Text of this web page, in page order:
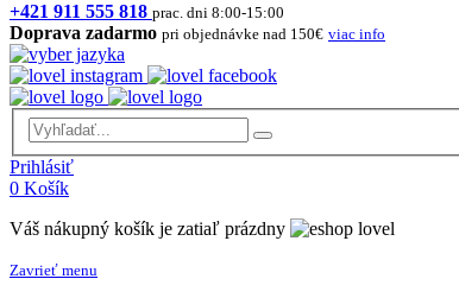
+421 911 555 818 prac. dni 8:00-15:00
Doprava zadarmo pri objednávke nad 150€ viac info
Prihlásiť
0 Košík
Váš nákupný košík je zatiaľ prázdny
Zavrieť menu